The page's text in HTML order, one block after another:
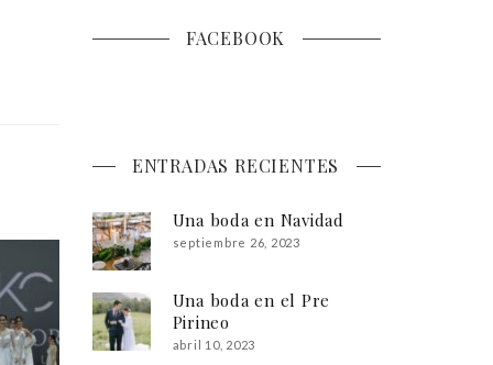
FACEBOOK
ENTRADAS RECIENTES
Una boda en Navidad
septiembre 26, 2023
Una boda en el Pre
Pirineo
abril 10, 2023